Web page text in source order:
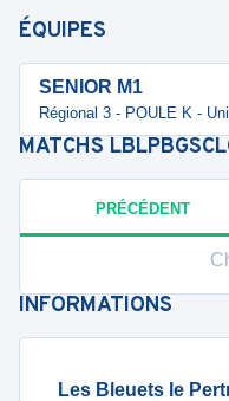
ÉQUIPES
SENIOR M1
Régional 3 - POULE K -
MATCHS
PRÉCÉDENT
INFORMATIONS
Les Bleuets le